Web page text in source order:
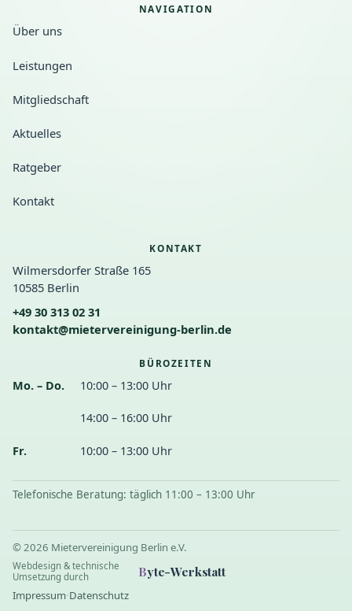
NAVIGATION
Über uns
Leistungen
Mitgliedschaft
Aktuelles
Ratgeber
Kontakt
KONTAKT
Wilmersdorfer Straße 165
10585 Berlin
+49 30 313 02 31
kontakt@mietervereinigung-berlin.de
BÜROZEITEN
Mo. – Do. 10:00 – 13:00 Uhr
14:00 – 16:00 Uhr
Fr. 10:00 – 13:00 Uhr
Telefonische Beratung: täglich 11:00 – 13:00 Uhr
© 2026 Mietervereinigung Berlin e.V.
Webdesign & technische
Umsetzung durch
Byte-Werkstatt
Impressum·Datenschutz